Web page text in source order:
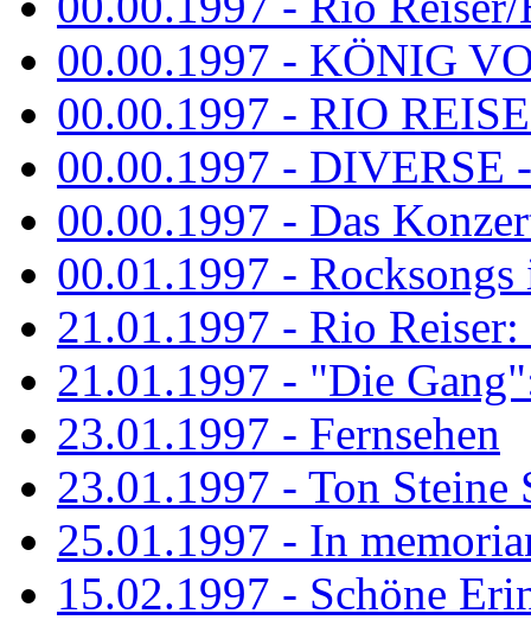
00.00.1997 - KÖNIG
00.00.1997 - RIO
00.00.1997 - DIVERSE
00.00.1997 - Das
00.01.1997 -
21.01.1997 - Rio
21.01.1997 - "Die
23.01.1997 - Fernsehen
23.01.1997 - Ton Steine
25.01.1997 - In
15.02.1997 - Schöne